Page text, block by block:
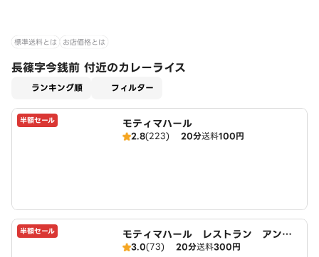
標準送料とは お店価格とは
長篠字今銭前 付近のカレーライス
ランキング順 フィルター
半額セール モティマハール
2.8(223) 20分送料100円
半額セール
モティマハール レストラン アンド
バー
3.0(73) 20分送料300円